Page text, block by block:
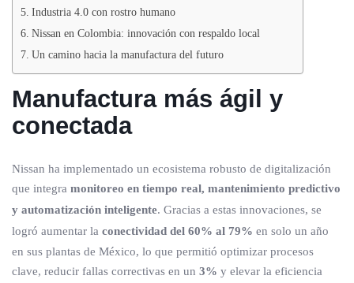
Industria 4.0 con rostro humano
Nissan en Colombia: innovación con respaldo local
Un camino hacia la manufactura del futuro
Manufactura más ágil y
conectada
Nissan ha implementado un ecosistema robusto de digitalización
que integra monitoreo en tiempo real, mantenimiento predictivo
y automatización inteligente. Gracias a estas innovaciones, se
logró aumentar la conectividad del 60% al 79% en solo un año
en sus plantas de México, lo que permitió optimizar procesos
clave, reducir fallas correctivas en un 3% y elevar la eficiencia